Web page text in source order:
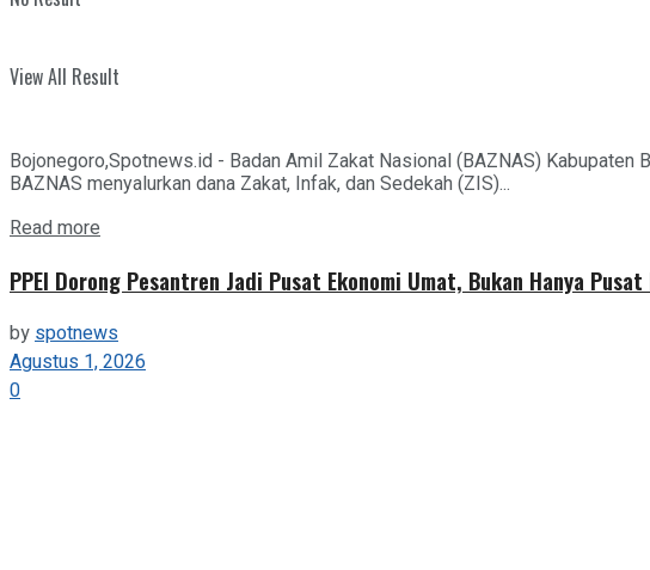
View All Result
Bojonegoro,Spotnews.id - Badan Amil Zakat Nasional (BAZNAS)
BAZNAS menyalurkan dana Zakat, Infak, dan Sedekah (ZIS)...
Read more
PPEI Dorong Pesantren Jadi Pusat Ekonomi Umat, Bukan Hanya Pusat
byspotnews
Agustus 1, 2026
0